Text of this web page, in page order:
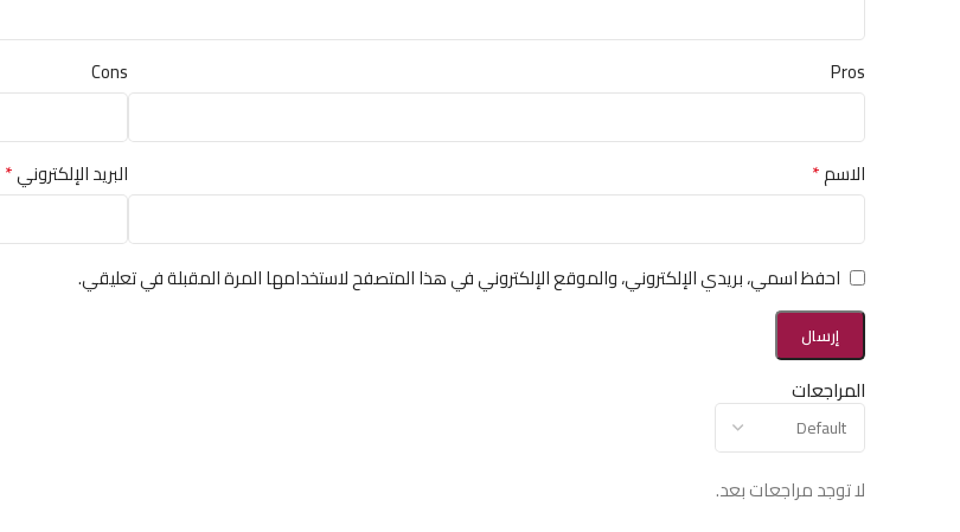
المراجعات
لا توجد مراجعات بعد.
Pros
Cons
الاسم* البريد الإلكتروني*
احفظ اسمي، بريدي الإلكتروني، والموقع الإلكتروني في هذا المتصفح لاستخدامها المرة المقبلة في تعليقي.